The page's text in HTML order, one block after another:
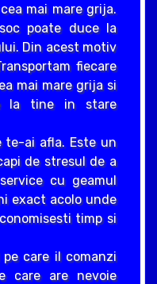
mai mare grija.
poate duce la
Din acest motiv
fiecare
mai mare grija si
la tine in stare
te-ai afla. Este un
de stresul de a
cu geamul
exact acolo unde
timp si
care il comanzi
care are nevoie